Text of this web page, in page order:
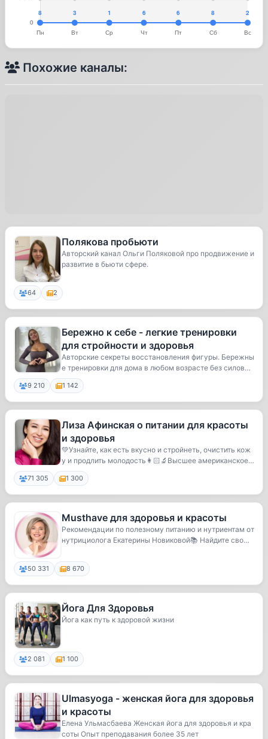
Похожие каналы:
Полякова пробьюти
Авторский канал Ольги Поляковой про продвижение и
развитие в бьюти сфере.
64 2
Бережно к себе - легкие тренировки
для стройности и здоровья
Авторские секреты восстановления фигуры. Бережны
е тренировки для дома в любом возрасте без силов
ы...
9 210 1 142
Лиза Афинская о питании для красоты
и здоровья
💚Узнайте, как есть вкусно и стройнеть, очистить кож
у и продлить молодость👩🏻‍🔬Высшее американское
...
71 305 1 300
Musthave для здоровья и красоты
Рекомендации по полезному питанию и нутриентам от
нутрициолога Екатерины Новиковой📚 Найдите свою
50 331 8 670
Йога Для Здоровья
Йога как путь к здоровой жизни
2 081 1 100
Ulmasyoga - женская йога для здоровья
и красоты
Елена Ульмасбаева Женская йога для здоровья и кра
соты Опыт преподавания более 35 лет